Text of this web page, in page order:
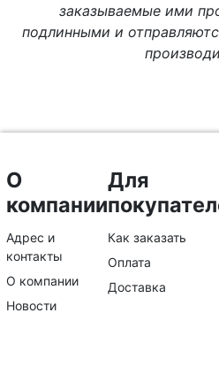
заказываемые ими
подлинными и
О
компании
Адрес и
контакты
О компании
Новости
Для
Как заказать
Оплата
Доставка